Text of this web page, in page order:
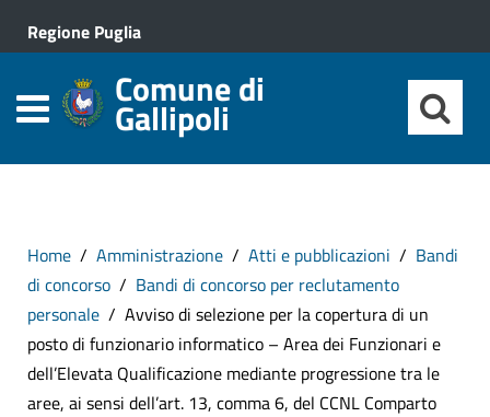
Regione Puglia
Comune di
Gallipoli
Home Amministrazione Atti e pubblicazioni
Bandi
di concorso
Bandi di concorso per reclutamento
personale
Avviso di selezione per la copertura di un
posto di funzionario informatico – Area dei Funzionari e
dell’Elevata Qualificazione mediante progressione tra le
aree, ai sensi dell’art. 13, comma 6, del CCNL Comparto